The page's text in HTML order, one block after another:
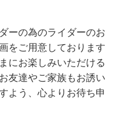
ーの為のライダーのお
をご用意しております
にお楽しみいただける
友達やご家族もお誘い
よう、心よりお待ち申